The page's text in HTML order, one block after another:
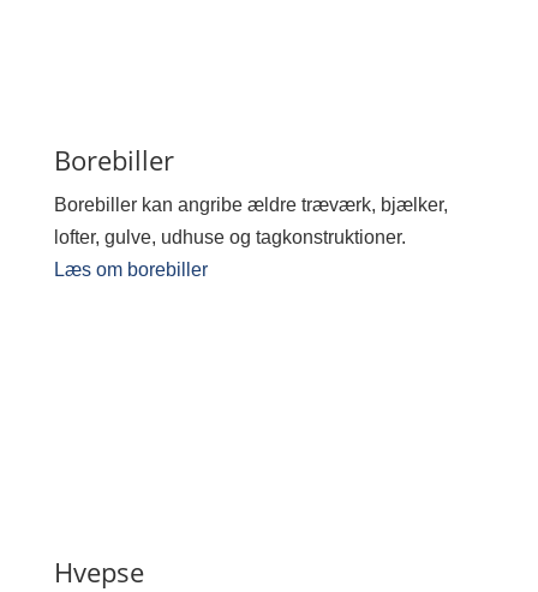
Borebiller
Borebiller kan angribe ældre træværk, bjælker,
lofter, gulve, udhuse og tagkonstruktioner.
Læs om borebiller
Hvepse